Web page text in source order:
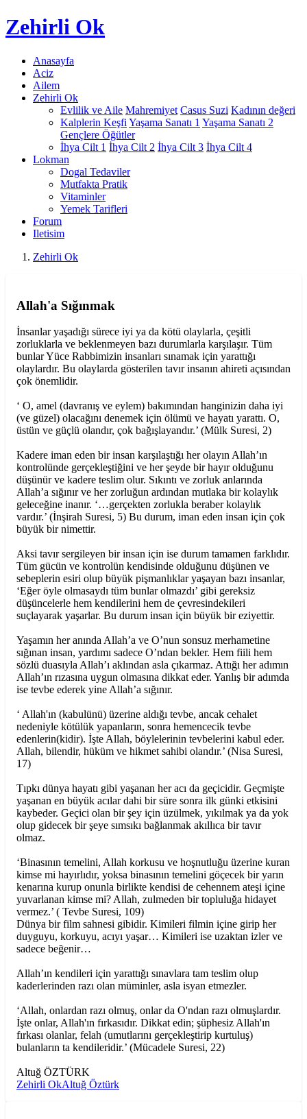
Zehirli Ok
Anasayfa
Aciz
Ailem
Zehirli Ok
Evlilik ve Aile Mahremiyet Casus Suzi Kadının değeri
Kalplerin Keşfi Yaşama Sanatı 1 Yaşama Sanatı 2
Gençlere Öğütler
İhya Cilt 1 İhya Cilt 2 İhya Cilt 3 İhya Cilt 4
Lokman
Dogal Tedaviler
Mutfakta Pratik
Vitaminler
Yemek Tarifleri
Forum
Iletisim
Zehirli Ok
Allah'a Sığınmak
İnsanlar yaşadığı sürece iyi ya da kötü olaylarla, çeşitli
zorluklarla ve beklenmeyen bazı durumlarla karşılaşır. Tüm
bunlar Yüce Rabbimizin insanları sınamak için yarattığı
olaylardır. Bu olaylarda gösterilen tavır insanın ahireti açısından
çok önemlidir.
‘ O, amel (davranış ve eylem) bakımından hanginizin daha iyi
(ve güzel) olacağını denemek için ölümü ve hayatı yarattı. O,
üstün ve güçlü olandır, çok bağışlayandır.’ (Mülk Suresi, 2)
Kadere iman eden bir insan karşılaştığı her olayın Allah’ın
kontrolünde gerçekleştiğini ve her şeyde bir hayır olduğunu
düşünür ve kadere teslim olur. Sıkıntı ve zorluk anlarında
Allah’a sığınır ve her zorluğun ardından mutlaka bir kolaylık
geleceğine inanır. ‘…gerçekten zorlukla beraber kolaylık
vardır.’ (İnşirah Suresi, 5) Bu durum, iman eden insan için çok
büyük bir nimettir.
Aksi tavır sergileyen bir insan için ise durum tamamen farklıdır.
Tüm gücün ve kontrolün kendisinde olduğunu düşünen ve
sebeplerin esiri olup büyük pişmanlıklar yaşayan bazı insanlar,
‘Eğer öyle olmasaydı tüm bunlar olmazdı’ gibi gereksiz
düşüncelerle hem kendilerini hem de çevresindekileri
suçlayarak yaşarlar. Bu durum insan için büyük bir eziyettir.
Yaşamın her anında Allah’a ve O’nun sonsuz merhametine
sığınan insan, yardımı sadece O’ndan bekler. Hem fiili hem
sözlü duasıyla Allah’ı aklından asla çıkarmaz. Attığı her adımın
Allah’ın rızasına uygun olmasına dikkat eder. Yanlış bir adımda
ise tevbe ederek yine Allah’a sığınır.
‘ Allah'ın (kabulünü) üzerine aldığı tevbe, ancak cehalet
nedeniyle kötülük yapanların, sonra hemencecik tevbe
edenlerin(kidir). İşte Allah, böylelerinin tevbelerini kabul eder.
Allah, bilendir, hüküm ve hikmet sahibi olandır.’ (Nisa Suresi,
17)
Tıpkı dünya hayatı gibi yaşanan her acı da geçicidir. Geçmişte
yaşanan en büyük acılar dahi bir süre sonra ilk günki etkisini
kaybeder. Geçici olan bir şey için üzülmek, yıkılmak ya da yok
olup gidecek bir şeye sımsıkı bağlanmak akıllıca bir tavır
olmaz.
‘Binasının temelini, Allah korkusu ve hoşnutluğu üzerine kuran
kimse mi hayırlıdır, yoksa binasının temelini göçecek bir yarın
kenarına kurup onunla birlikte kendisi de cehennem ateşi içine
yuvarlanan kimse mi? Allah, zulmeden bir topluluğa hidayet
vermez.’ ( Tevbe Suresi, 109)
Dünya bir film sahnesi gibidir. Kimileri filmin içine girip her
duyguyu, korkuyu, acıyı yaşar… Kimileri ise uzaktan izler ve
sadece beğenir…
Allah’ın kendileri için yarattığı sınavlara tam teslim olup
kaderlerinden razı olan müminler, asla isyan etmezler.
‘Allah, onlardan razı olmuş, onlar da O'ndan razı olmuşlardır.
İşte onlar, Allah'ın fırkasıdır. Dikkat edin; şüphesiz Allah'ın
fırkası olanlar, felah (umutlarını gerçekleştirip kurtuluş)
bulanların ta kendileridir.’ (Mücadele Suresi, 22)
Altuğ ÖZTÜRK
Zehirli OkAltuğ Öztürk